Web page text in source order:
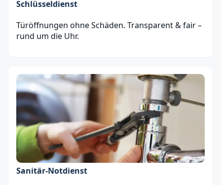
Schlüsseldienst
Türöffnungen ohne Schäden. Transparent & fair –
rund um die Uhr.
Sanitär‑Notdienst